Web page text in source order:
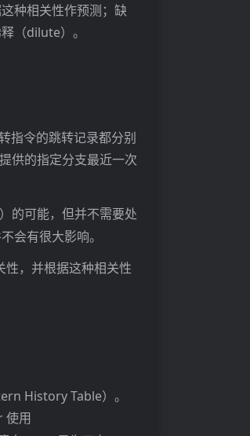
种相关性作预测；缺
（dilute）。
指令的跳转记录都分别
供的指定分支最近一次
的可能，但并不需要处
会有很大影响。
，并根据这种相关性
History Table）。
使用